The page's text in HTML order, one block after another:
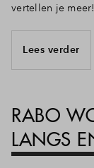
vertellen je meer!
Lees verder
RABO
LANGS